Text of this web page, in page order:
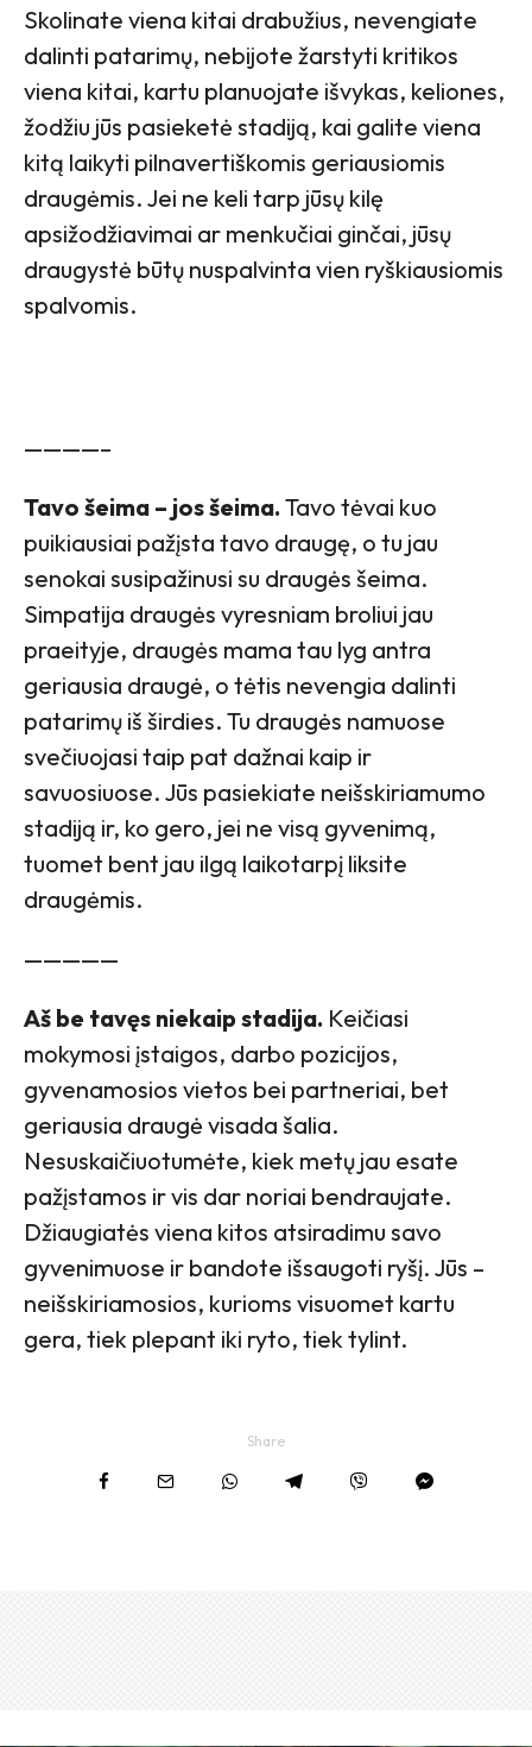
Skolinate viena kitai drabužius, nevengiate
dalinti patarimų, nebijote žarstyti kritikos
viena kitai, kartu planuojate išvykas, keliones,
žodžiu jūs pasieketė stadiją, kai galite viena
kitą laikyti pilnavertiškomis geriausiomis
draugėmis. Jei ne keli tarp jūsų kilę
apsižodžiavimai ar menkučiai ginčai, jūsų
draugystė būtų nuspalvinta vien ryškiausiomis
spalvomis.
————–
Tavo šeima – jos šeima. Tavo tėvai kuo
puikiausiai pažįsta tavo draugę, o tu jau
senokai susipažinusi su draugės šeima.
Simpatija draugės vyresniam broliui jau
praeityje, draugės mama tau lyg antra
geriausia draugė, o tėtis nevengia dalinti
patarimų iš širdies. Tu draugės namuose
svečiuojasi taip pat dažnai kaip ir
savuosiuose. Jūs pasiekiate neišskiriamumo
stadiją ir, ko gero, jei ne visą gyvenimą,
tuomet bent jau ilgą laikotarpį liksite
draugėmis.
—————
Aš be tavęs niekaip stadija. Keičiasi
mokymosi įstaigos, darbo pozicijos,
gyvenamosios vietos bei partneriai, bet
geriausia draugė visada šalia.
Nesuskaičiuotumėte, kiek metų jau esate
pažįstamos ir vis dar noriai bendraujate.
Džiaugiatės viena kitos atsiradimu savo
gyvenimuose ir bandote išsaugoti ryšį. Jūs –
neišskiriamosios, kurioms visuomet kartu
gera, tiek plepant iki ryto, tiek tylint.
Share